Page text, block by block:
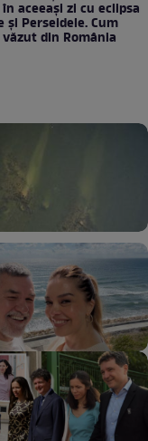
aceeași zi cu eclipsa
și Perseidele. Cum
din România